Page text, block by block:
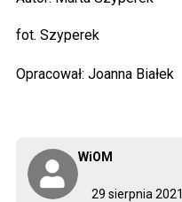
29 sierpnia 2021
WiOM
fot. Szyperek
Opracował: Joanna Białek